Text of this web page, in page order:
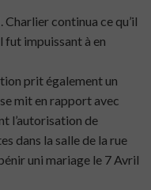
Charlier continua ce qu’il
fut impuissant à en
prit également un
mit en rapport avec
l’autorisation de
dans la salle de la rue
uni mariage le 7 Avril